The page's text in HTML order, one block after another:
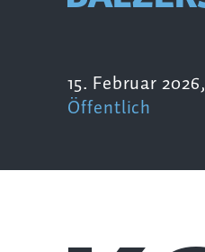
15. Februar
Öffentlich